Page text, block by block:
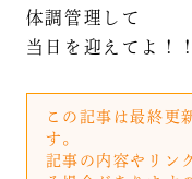
体調管理して
当日を迎えてよ！
この記事は最終更
す。
記事の内容やリン